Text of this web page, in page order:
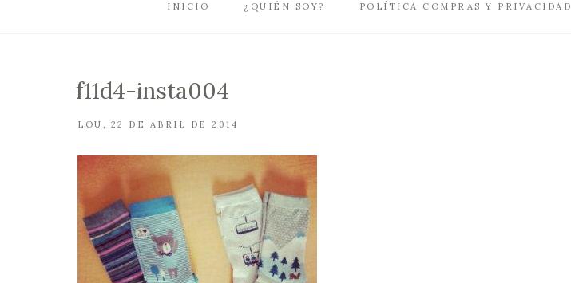
INICIO ¿QUIÉN SOY? POLÍTICA COMPRAS Y PRIVACIDAD
f11d4-insta004
LOU 22 DE ABRIL DE 2014